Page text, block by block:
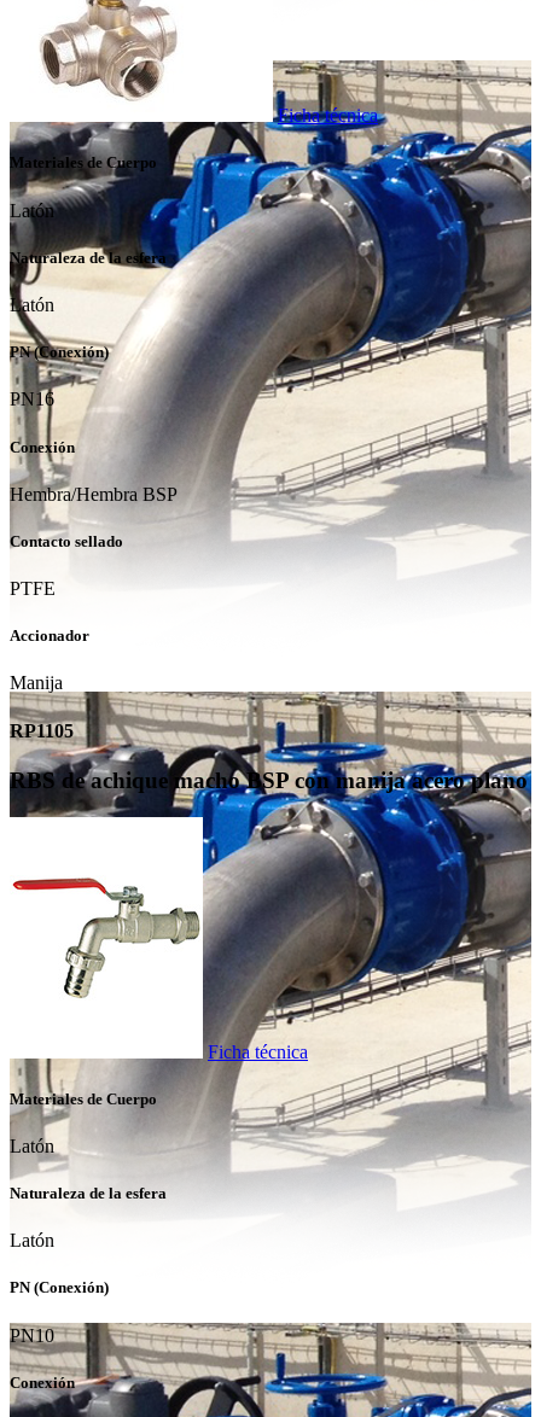
Ficha técnica
Materiales de Cuerpo
Latón
Naturaleza de la esfera
Latón
PN (Conexión)
PN16
Conexión
Hembra/Hembra BSP
Contacto sellado
PTFE
Accionador
Manija
RP1105
RBS de achique macho BSP con manija acero plano
Ficha técnica
Materiales de Cuerpo
Latón
Naturaleza de la esfera
Latón
PN (Conexión)
PN10
Conexión